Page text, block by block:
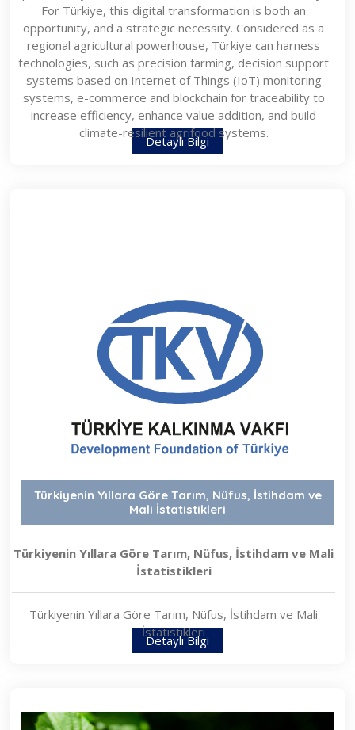
For Türkiye, this digital transformation is both an
opportunity, and a strategic necessity. Considered as a
regional agricultural powerhouse, Türkiye can harness
technologies, such as precision farming, decision support
systems based on Internet of Things (IoT) monitoring
systems, e-commerce and blockchain for traceability to
increase efficiency, enhance value addition, and build
climate-resilient agrifood systems.
Detaylı Bilgi
Türkiyenin Yıllara Göre Tarım, Nüfus, İstihdam ve
Mali İstatistikleri
Türkiyenin Yıllara Göre Tarım, Nüfus, İstihdam ve Mali
İstatistikleri
Türkiyenin Yıllara Göre Tarım, Nüfus, İstihdam ve Mali
İstatistikleri
Detaylı Bilgi